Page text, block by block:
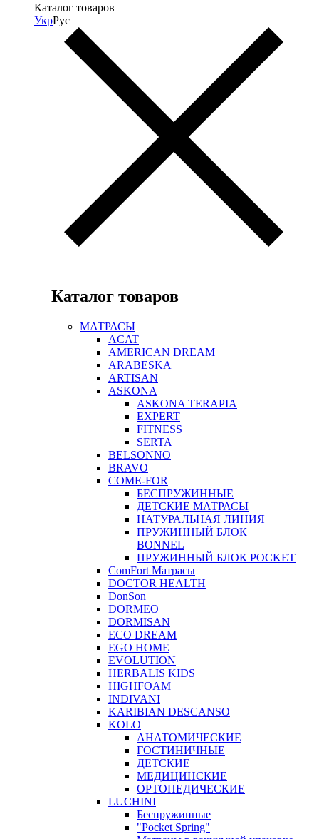
Каталог товаров
УкрРус
Каталог товаров
МАТРАСЫ
ACAT
AMERICAN DREAM
ARABESKA
ARTISAN
ASKONA
ASKONA TERAPIA
EXPERT
FITNESS
SERTA
BELSONNO
BRAVO
COME-FOR
БЕСПРУЖИННЫЕ
ДЕТСКИЕ МАТРАСЫ
НАТУРАЛЬНАЯ ЛИНИЯ
ПРУЖИННЫЙ БЛОК
BONNEL
ПРУЖИННЫЙ БЛОК POCKET
ComFort Матрасы
DOCTOR HEALTH
DonSon
DORMEO
DORMISAN
ECO DREAM
EGO HOME
EVOLUTION
HERBALIS KIDS
HIGHFOAM
INDIVANI
KARIBIAN DESCANSO
KOLO
АНАТОМИЧЕСКИЕ
ГОСТИНИЧНЫЕ
ДЕТСКИЕ
МЕДИЦИНСКИЕ
ОРТОПЕДИЧЕСКИЕ
LUCHINI
Беспружинные
"Pocket Spring"